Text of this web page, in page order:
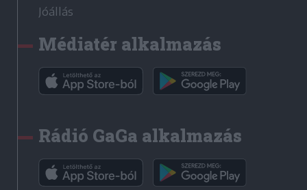
Jóállás
Médiatér alkalmazás
Rádió GaGa alkalmazás